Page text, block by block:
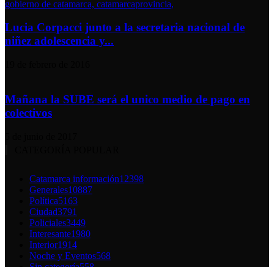
Lucia Corpacci junto a la secretaria nacional de
niñez adolescencia y...
Mañana la SUBE será el unico medio de pago en
colectivos
Catamarca información12398
Generales10887
Política5163
Ciudad3791
Policiales3449
Interesante1980
Interior1914
Noche y Eventos568